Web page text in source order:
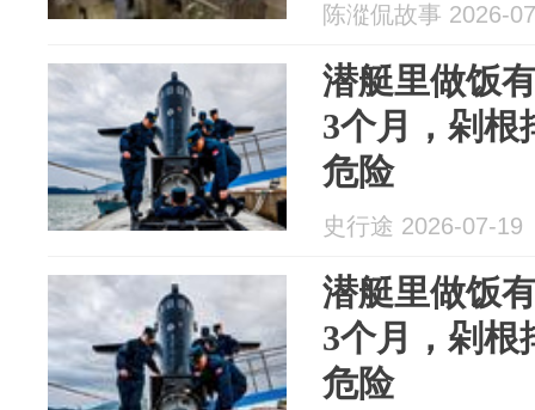
陈漎侃故事 2026-
潜艇里做饭
3个月，剁根
危险
史行途 2026-07-19
潜艇里做饭
3个月，剁根
危险